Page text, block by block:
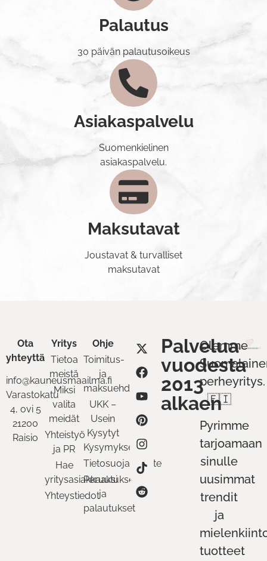
Palautus
30 päivän palautusoikeus
Asiakaspalvelu
Suomenkielinen
asiakaspalvelu.
Maksutavat
Joustavat & turvalliset
maksutavat
Ota
yhteyttä
info@kauneusmaailma.fi
Varastokatu
4, ovi 5
21200
Raisio
Yritys
Tietoa
meistä
Miksi
valita
meidät
Yhteistyö
ja PR
Hae
yritysasiakkaaksi
Yhteystiedot
Ohje
Toimitus-
ja
maksuehdot
UKK –
Usein
Kysytyt
Kysymykset
Tietosuojaseloste
Peruutukset
ja
palautukset
Palvelua
vuodesta
2013
alkaen
Olemme
perheyritys.
🇫🇮
Pyrimme
tarjoamaan
sinulle
uusimmat
trendit
ja
tuotteet